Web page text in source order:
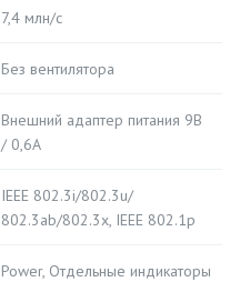
7,4 млн/c
Без вентилятора
Внешний адаптер питания 9В
/ 0,6А
IEEE 802.3i/802.3u/
802.3ab/802.3x, IEEE 802.1p
Power, Отдельные индикаторы